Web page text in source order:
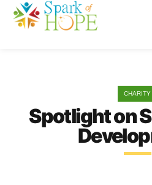
CHARITY
Spotlight on